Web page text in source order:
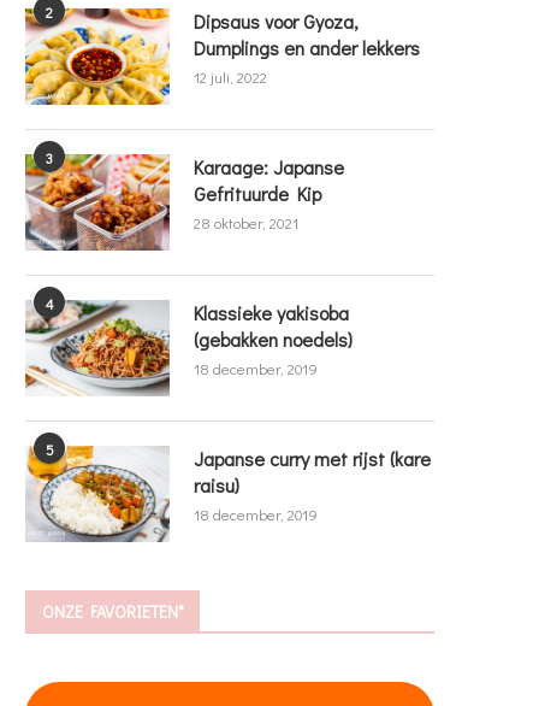
2
Dipsaus voor Gyoza,
Dumplings en ander lekkers
12 juli, 2022
3
Karaage: Japanse
Gefrituurde Kip
28 oktober, 2021
4
Klassieke yakisoba
(gebakken noedels)
18 december, 2019
5
Japanse curry met rijst (kare
raisu)
18 december, 2019
ONZE FAVORIETEN*